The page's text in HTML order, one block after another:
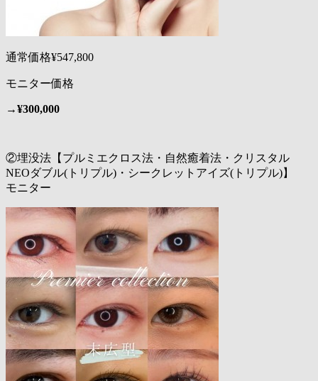
通常価格¥547,800
モニター価格
→¥300,000
②埋没法【プルミエクロス法・自然癒着法・クリスタル
NEOダブル(トリプル)・シークレットアイズ(トリプル)】
モニター